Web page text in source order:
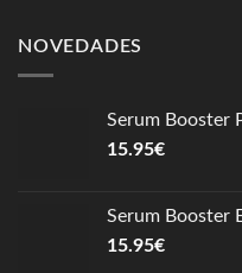
NOVEDADES
Serum Booster
15.95€
Serum Booster
15.95€